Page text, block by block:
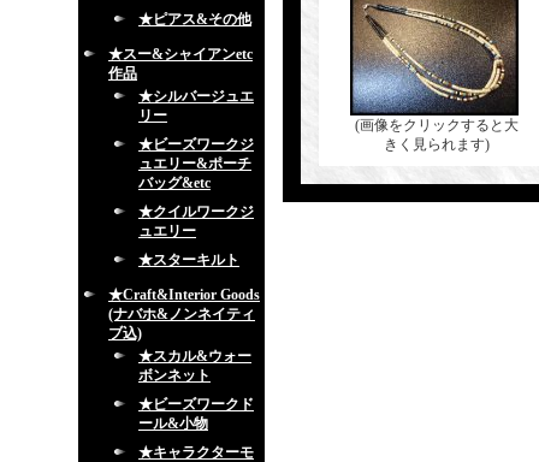
★ピアス&その他
★スー&シャイアンetc
作品
★シルバージュエ
リー
★ビーズワークジ
ュエリー&ポーチ
バッグ&etc
★クイルワークジ
ュエリー
★スターキルト
★Craft&Interior Goods
(ナバホ&ノンネイティ
ブ込)
★スカル&ウォー
ボンネット
★ビーズワークド
ール&小物
★キャラクターモ
(画像をクリックすると大
きく見られます)